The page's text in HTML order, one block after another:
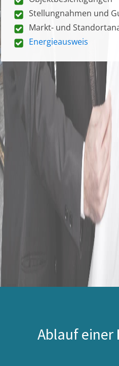
Stellungnahmen und
Markt- und
Energieausweis
Ablauf einer